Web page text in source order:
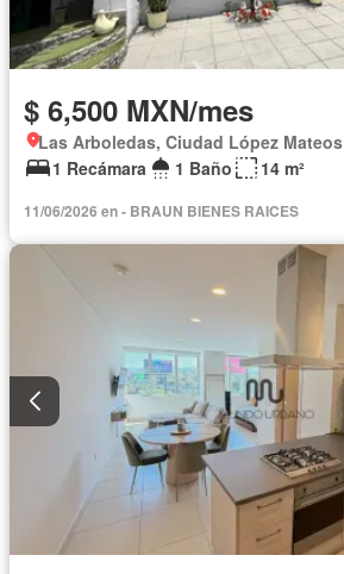
$ 6,500 MXN/mes
Las Arboledas, Ciudad López Mateos
1 Recámara
1 Baño 14 m²
11/06/2026 en - BRAUN BIENES RAICES